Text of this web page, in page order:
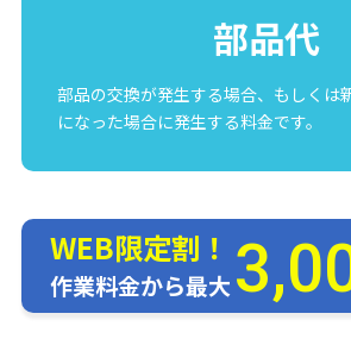
部品代
部品の交換が発生する場合、もしくは
になった場合に発生する料金です。
WEB限定割！
作業料金から最大